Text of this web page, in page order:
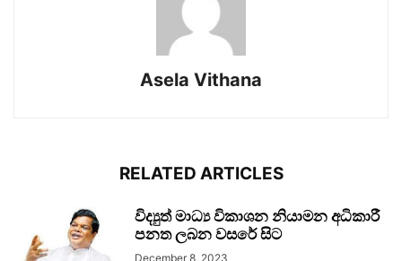
Asela Vithana
RELATED ARTICLES
විද්‍යුත් මාධ්‍ය විකාශන නියාමන අධිකාරී
පනත ලබන වසරේ සිට
December 8, 2023